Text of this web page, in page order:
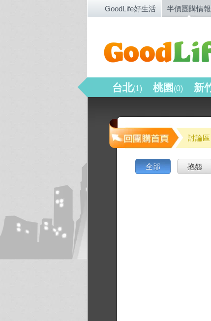
GoodLife好生活 半價團購情報
台北(1) 桃園 (0) 新
討論區
全部 抱怨